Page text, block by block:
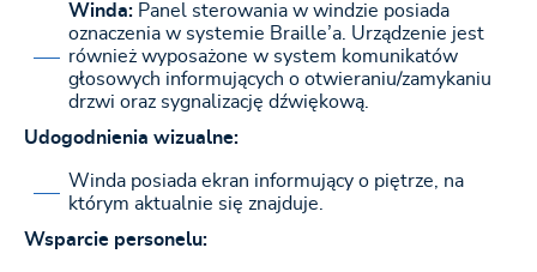
Winda: Panel sterowania w windzie posiada
oznaczenia w systemie Braille’a. Urządzenie jest
również wyposażone w system komunikatów
głosowych informujących o otwieraniu/zamykaniu
drzwi oraz sygnalizację dźwiękową.
Udogodnienia wizualne:
Winda posiada ekran informujący o piętrze, na
którym aktualnie się znajduje.
Wsparcie personelu: